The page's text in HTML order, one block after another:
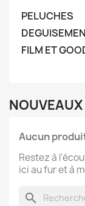
PELUCHES
FILM ET
Aucun
Restez à
ici au fur et à
search